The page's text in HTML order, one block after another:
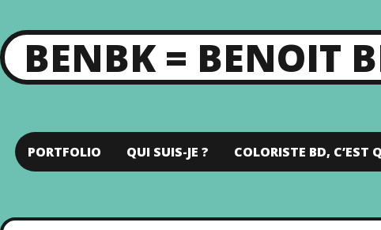
PORTFOLIO QUI SUIS-JE ? COLORISTE BD, C’EST
BENBK = BENOIT